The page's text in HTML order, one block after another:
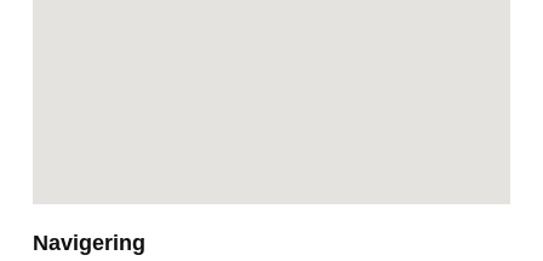
Navigering